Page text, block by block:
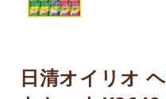
日清オイリオ